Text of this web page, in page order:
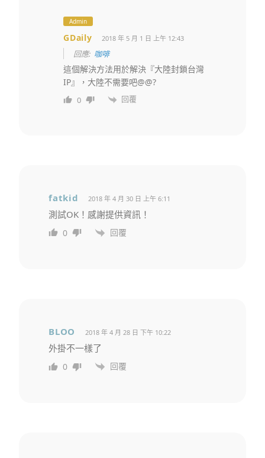
Admin
GDaily 2018 年 5 月 1 日 上午 12:43
回應: 咖啡
這個解決方法用於解決『大陸封鎖台灣
IP』，大陸不需要吧@@?
0 回覆
fatkid 2018 年 4 月 30 日 上午 6:11
測試OK！感謝提供資訊！
0 回覆
BLOO 2018 年 4 月 28 日 下午 10:22
外掛不一樣了
0 回覆